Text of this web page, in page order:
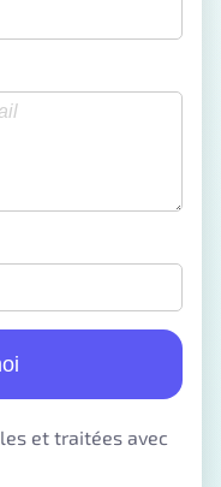
et traitées avec